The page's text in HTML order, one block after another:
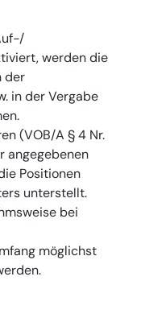
werden die
der
in der Vergabe
(VOB/A § 4 Nr.
angegebenen
Positionen
unterstellt.
bei
möglichst